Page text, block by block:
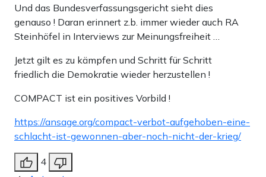
Und das Bundesverfassungsgericht sieht dies
genauso ! Daran erinnert z.b. immer wieder auch RA
Steinhöfel in Interviews zur Meinungsfreiheit …
Jetzt gilt es zu kämpfen und Schritt für Schritt
friedlich die Demokratie wieder herzustellen !
COMPACT ist ein positives Vorbild !
https://ansage.org/compact-verbot-aufgehoben-eine-
schlacht-ist-gewonnen-aber-noch-nicht-der-krieg/
4